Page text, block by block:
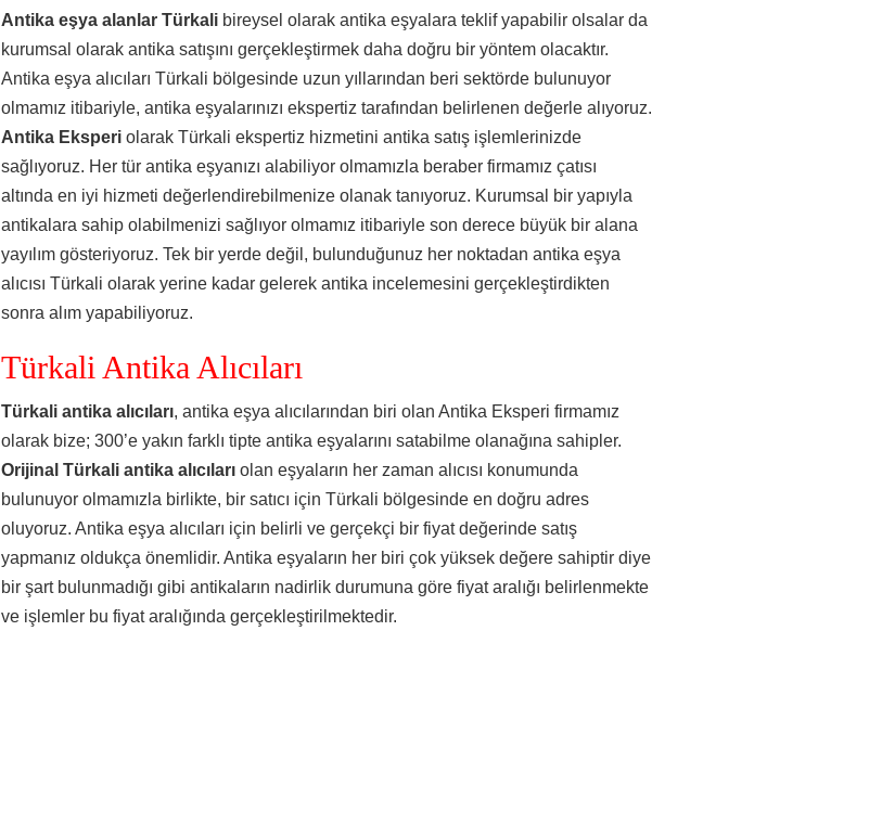
Antika eşya alanlar Türkali bireysel olarak antika eşyalara teklif yapabilir olsalar da
kurumsal olarak antika satışını gerçekleştirmek daha doğru bir yöntem olacaktır.
Antika eşya alıcıları Türkali bölgesinde uzun yıllarından beri sektörde bulunuyor
olmamız itibariyle, antika eşyalarınızı ekspertiz tarafından belirlenen değerle alıyoruz.
Antika Eksperi olarak Türkali ekspertiz hizmetini antika satış işlemlerinizde
sağlıyoruz. Her tür antika eşyanızı alabiliyor olmamızla beraber firmamız çatısı
altında en iyi hizmeti değerlendirebilmenize olanak tanıyoruz. Kurumsal bir yapıyla
antikalara sahip olabilmenizi sağlıyor olmamız itibariyle son derece büyük bir alana
yayılım gösteriyoruz. Tek bir yerde değil, bulunduğunuz her noktadan antika eşya
alıcısı Türkali olarak yerine kadar gelerek antika incelemesini gerçekleştirdikten
sonra alım yapabiliyoruz.
Türkali Antika Alıcıları
Türkali antika alıcıları, antika eşya alıcılarından biri olan Antika Eksperi firmamız
olarak bize; 300’e yakın farklı tipte antika eşyalarını satabilme olanağına sahipler.
Orijinal Türkali antika alıcıları olan eşyaların her zaman alıcısı konumunda
bulunuyor olmamızla birlikte, bir satıcı için Türkali bölgesinde en doğru adres
oluyoruz. Antika eşya alıcıları için belirli ve gerçekçi bir fiyat değerinde satış
yapmanız oldukça önemlidir. Antika eşyaların her biri çok yüksek değere sahiptir diye
bir şart bulunmadığı gibi antikaların nadirlik durumuna göre fiyat aralığı belirlenmekte
ve işlemler bu fiyat aralığında gerçekleştirilmektedir.